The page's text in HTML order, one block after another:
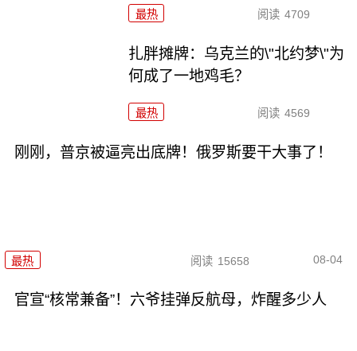
最热 阅读 4709
扎胖摊牌：乌克兰的\"北约梦\"为
何成了一地鸡毛？
最热 阅读 4569
刚刚，普京被逼亮出底牌！俄罗斯要干大事了！
最热 阅读 15658 08-04
官宣“核常兼备”！六爷挂弹反航母，炸醒多少人